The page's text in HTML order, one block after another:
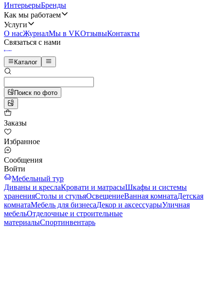
ИнтерьерыБренды
Как мы работаем
Услуги
О насЖурналМы в VKОтзывыКонтакты
Связаться с нами
Каталог
Поиск по фото
Заказы
Избранное
Сообщения
Войти
Мебельный тур
Диваны и креслаКровати и матрасыШкафы и системы
храненияСтолы и стульяОсвещениеВанная комнатаДетская
комнатаМебель для бизнесаДекор и аксессуарыУличная
мебельОтделочные и строительные
материалыСпортинвентарь